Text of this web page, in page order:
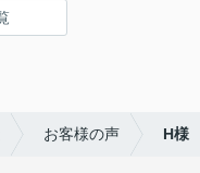
。
お客様の声 H様